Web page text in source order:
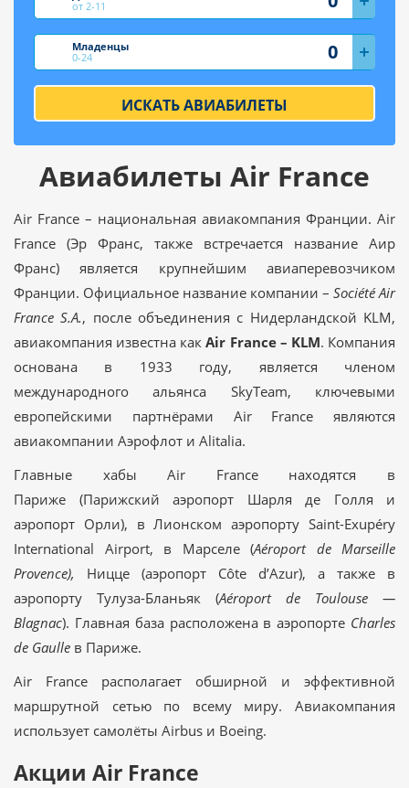
от 2-11
Младенцы
0-24
ИСКАТЬ АВИАБИЛЕТЫ
Авиабилеты Air France
Air France – национальная авиакомпания Франции. Air
France (Эр Франс, также встречается название Аир
Франс) является крупнейшим авиаперевозчиком
Франции. Официальное название компании – Société Air
France S.A., после объединения с Нидерландской KLM,
авиакомпания известна какAir France – KLM. Компания
основана в 1933 году, является членом
международного альянса SkyTeam, ключевыми
европейскими партнёрами Air France являются
авиакомпании Аэрофлот и Alitalia.
Главные хабы Air France находятся в
Париже (Парижский аэропорт Шарля де Голля и
аэропорт Орли), в Лионском аэропорту Saint-Exupéry
International Airport, в Марселе (Aéroport de Marseille
Provence), Ницце (аэропорт Côte d’Azur), а также в
аэропорту Тулуза-Бланьяк (Aéroport de Toulouse —
Blagnac). Главная база расположена в аэропорте Charles
de Gaulle в Париже.
Air France располагает обширной и эффективной
маршрутной сетью по всему миру. Авиакомпания
использует самолёты Airbus и Boeing.
Акции Air France